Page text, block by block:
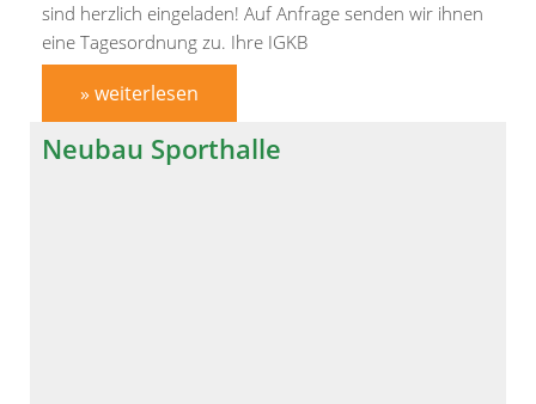
sind herzlich eingeladen! Auf Anfrage senden wir ihnen
eine Tagesordnung zu. Ihre IGKB
» weiterlesen
Neubau Sporthalle